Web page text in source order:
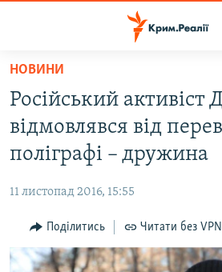
Перейти
основного
матеріалу
Перейти
до
основної
Перейти
до
пошуку
ВІДЕО ТА ФОТО
БЛОГИ
ПОГЛЯД
ІНТЕРВ'Ю
НОВИНИ
Російський активіст
відмовлявся від
поліграфі – дружина
11 листопад 2016, 15:55
Поділитись Читати без VPN